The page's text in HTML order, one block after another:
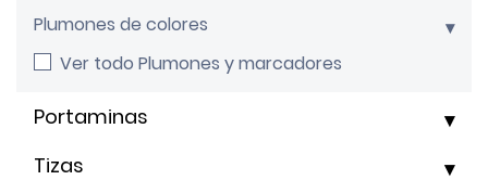
Plumones de colores
Ver todo Plumones y marcadores
Portaminas
Tizas